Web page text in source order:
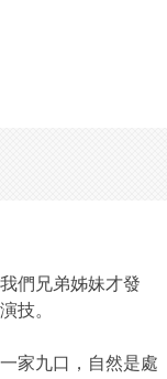
們兄弟姊妹才發
技。
家九口，自然是處